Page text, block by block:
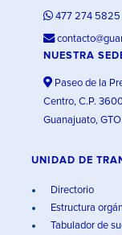
477 274 5825
NUESTRA
Paseo de la
Centro, C.P.
Guanajuato, GTO.
UNIDAD DE
Directorio
Estructura
Tabulador de